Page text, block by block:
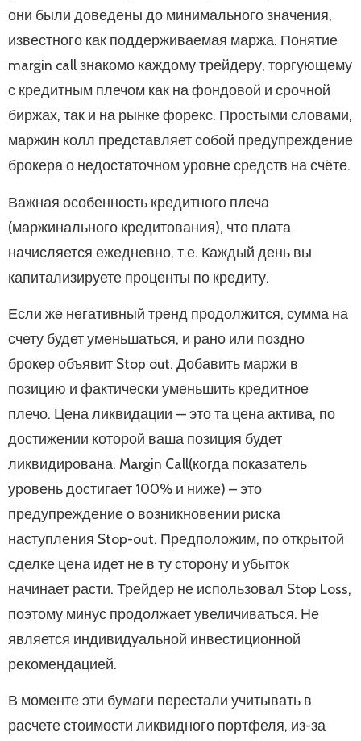
они были доведены до минимального значения,
известного как поддерживаемая маржа. Понятие
margin call знакомо каждому трейдеру, торгующему
с кредитным плечом как на фондовой и срочной
биржах, так и на рынке форекс. Простыми словами,
маржин колл представляет собой предупреждение
брокера о недостаточном уровне средств на счёте.
Важная особенность кредитного плеча
(маржинального кредитования), что плата
начисляется ежедневно, т.е. Каждый день вы
капитализируете проценты по кредиту.
Если же негативный тренд продолжится, сумма на
счету будет уменьшаться, и рано или поздно
брокер объявит Stop out. Добавить маржи в
позицию и фактически уменьшить кредитное
плечо. Цена ликвидации — это та цена актива, по
достижении которой ваша позиция будет
ликвидирована. Margin Call(когда показатель
уровень достигает 100% и ниже) – это
предупреждение о возникновении риска
наступления Stop-out. Предположим, по открытой
сделке цена идет не в ту сторону и убыток
начинает расти. Трейдер не использовал Stop Loss,
поэтому минус продолжает увеличиваться. Не
является индивидуальной инвестиционной
рекомендацией.
В моменте эти бумаги перестали учитывать в
расчете стоимости ликвидного портфеля, из-за